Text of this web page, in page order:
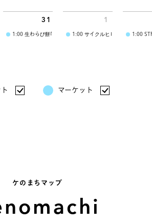
31
1:00 生わらび餅｢絹空｣-kinura-
1
1:00 サイクルヒロ 1:00
マーケット
ケのまちマップ